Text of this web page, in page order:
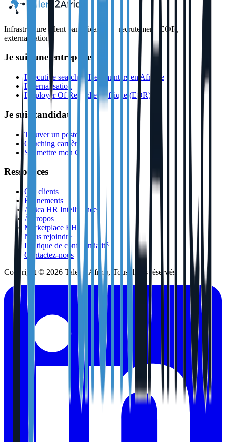
Infrastructure talent panafricaine — recrutement, EOR,
externalisation
Je suis une entreprise
Executive search & Headhunters en Afrique
Externalisation
Employer Of Record en Afrique (EOR)
Je suis candidat
Trouver un poste
Coaching carrière
Soumettre mon CV
Ressources
Cas clients
Événements
Africa HR Intelligence
À propos
Marketplace RH
Nous rejoindre
Politique de confidentialité
Contactez-nous
Copyright © 2026 Talent2Africa, Tous droits réservés.